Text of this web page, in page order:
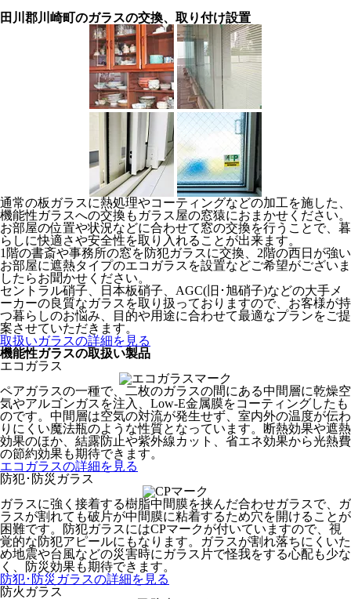
田川郡川崎町のガラスの交換、取り付け設置
通常の板ガラスに熱処理やコーティングなどの加工を施した、
機能性ガラスへの交換もガラス屋の窓猿におまかせください。
お部屋の位置や状況などに合わせて窓の交換を行うことで、暮
らしに快適さや安全性を取り入れることが出来ます。
1階の書斎や事務所の窓を防犯ガラスに交換、2階の西日が強い
お部屋に遮熱タイプのエコガラスを設置などご希望がございま
したらお聞かせください。
セントラル硝子、日本板硝子、AGC(旧･旭硝子)などの大手メ
ーカーの良質なガラスを取り扱っておりますので、お客様が持
つ暮らしのお悩み、目的や用途に合わせて最適なプランをご提
案させていただきます。
取扱いガラスの詳細を見る
機能性ガラスの取扱い製品
エコガラス
ペアガラスの一種で、二枚のガラスの間にある中間層に乾燥空
気やアルゴンガスを注入、Low-E金属膜をコーティングしたも
のです。中間層は空気の対流が発生せず、室内外の温度が伝わ
りにくい魔法瓶のような性質となっています。断熱効果や遮熱
効果のほか、結露防止や紫外線カット、省エネ効果から光熱費
の節約効果も期待できます。
エコガラスの詳細を見る
防犯･防災ガラス
ガラスに強く接着する樹脂中間膜を挟んだ合わせガラスで、ガ
ラスが割れても破片が中間膜に粘着するため穴を開けることが
困難です。防犯ガラスにはCPマークが付いていますので、視
覚的な防犯アピールにもなります。ガラスが割れ落ちにくいた
め地震や台風などの災害時にガラス片で怪我をする心配も少な
く、防災効果も期待できます。
防犯･防災ガラスの詳細を見る
防火ガラス